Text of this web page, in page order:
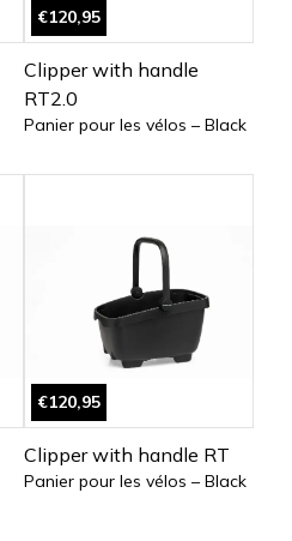
€120,95
Clipper with handle
RT2.0
Panier pour les vélos – Black
€120,95
Clipper with handle RT
Panier pour les vélos – Black